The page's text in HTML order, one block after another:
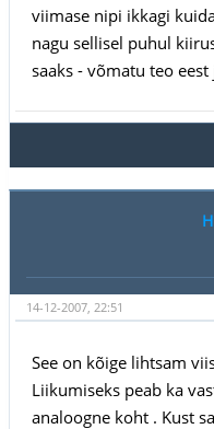
viimase nipi ikkagi
nagu sellisel puhul
saaks - võmatu teo
14-12-2007, 22:51
See on kõige lihtsam
Liikumiseks peab ka
analoogne koht . Kust